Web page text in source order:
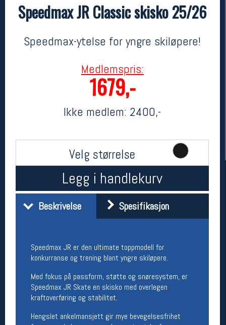
Speedmax JR Classic skisko 25/26
Speedmax-ytelse for yngre skiløpere!
Medlemspris:
1679,-
Ikke medlem: 2400,-
Velg størrelse
Legg i handlekurv
Beskrivelse Spesifikasjon
Speedmax JR er den ultimate toppmodell for
konkurranse og trening blant yngre skiløpere.
Med fokus på passform, støtte og snøresystem, er
Speedmax JR Skate en skisko med overlegen
kraftoverføring og stabilitet.
Hengslet ankelmansjett gir mye bevegelsesfrihet
Fischer
2400,- MEDLEM:1679,-
Her finner du oss
Torggata 20
0183 Oslo
Telefon: 23 32 62 00
(telefontid man-fredag klokken 10-13)
Vis i kart
Om oss
Kontakt oss